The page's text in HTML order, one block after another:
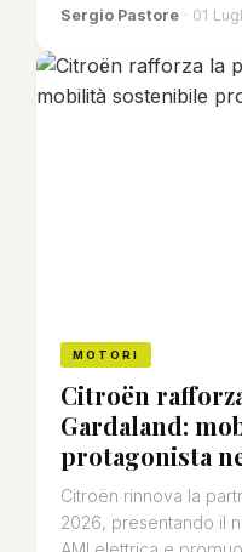
Sergio Pastore · 01
MOTORI
Citroën
Gardaland:
protagonista
Citroën rinnova la
2026, presentando il